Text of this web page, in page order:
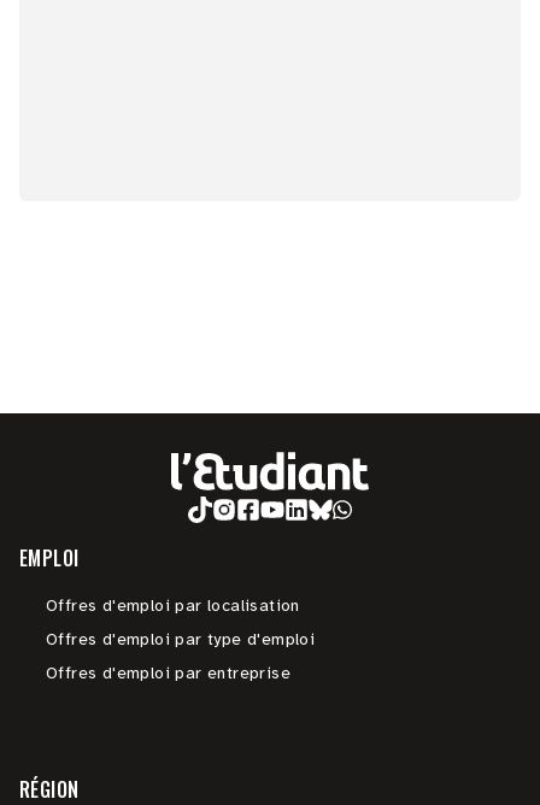
EMPLOI
Offres d'emploi par localisation
Offres d'emploi par type d'emploi
Offres d'emploi par entreprise
RÉGION